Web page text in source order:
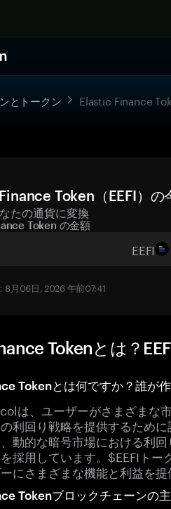
とトークン Elastic Finance
Token（EEFI）
たの通貨に変換
Token の金額
EEFI
8月06日, 2026 午前07:41
Tokenとは？
Tokenとは何ですか？誰が
は、ユーザーがさまざまな
利回り戦略を提供するため
動的な暗号市場における利
採用しています。$EEFIト
にさまざまな機能と利益を提
Tokenブロックチェーンの